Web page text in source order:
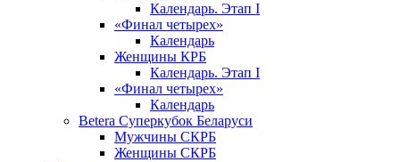
Календарь. Этап I
«Финал четырех»
Календарь
Женщины КРБ
Календарь. Этап I
«Финал четырех»
Календарь
Betera Суперкубок Беларуси
Мужчины СКРБ
Женщины СКРБ